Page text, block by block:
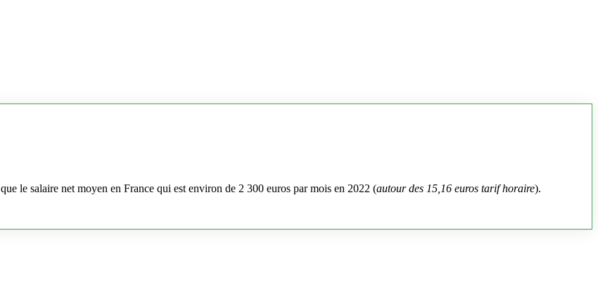
que le salaire net moyen en France qui est environ de 2 300 euros par mois en 2022 (autour des 15,16 euros tarif horaire).